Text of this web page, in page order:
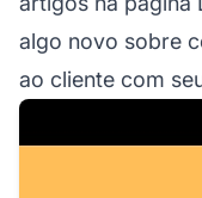
algo novo sobre
ao cliente com